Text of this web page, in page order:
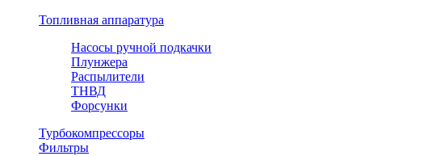
Топливная аппаратура
Насосы ручной подкачки
Плунжера
Распылители
ТНВД
Форсунки
Турбокомпрессоры
Фильтры